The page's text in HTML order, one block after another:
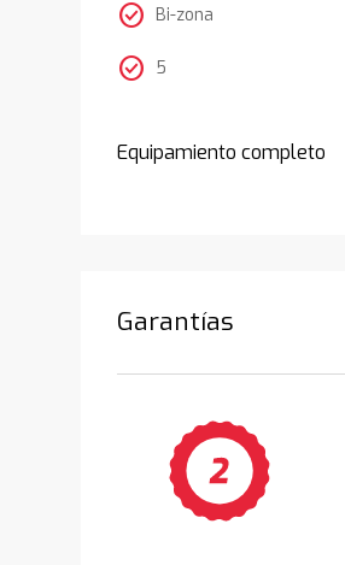
check_circle Bi-zona
check_circle 5
Equipamiento completo
Garantías